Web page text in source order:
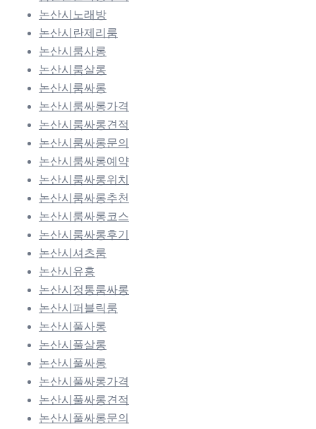
논산시노래방
논산시란제리룸
논산시룸사롱
논산시룸살롱
논산시룸싸롱
논산시룸싸롱가격
논산시룸싸롱견적
논산시룸싸롱문의
논산시룸싸롱예약
논산시룸싸롱위치
논산시룸싸롱추천
논산시룸싸롱코스
논산시룸싸롱후기
논산시셔츠룸
논산시유흥
논산시정통룸싸롱
논산시퍼블릭룸
논산시풀사롱
논산시풀살롱
논산시풀싸롱
논산시풀싸롱가격
논산시풀싸롱견적
논산시풀싸롱문의